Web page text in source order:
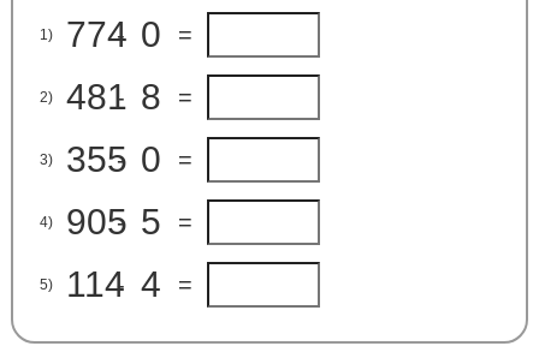
1) 774
- 0 =
2) 481
- 8 =
3) 355
- 0 =
4) 905
- 5 =
5) 114
- 4 =